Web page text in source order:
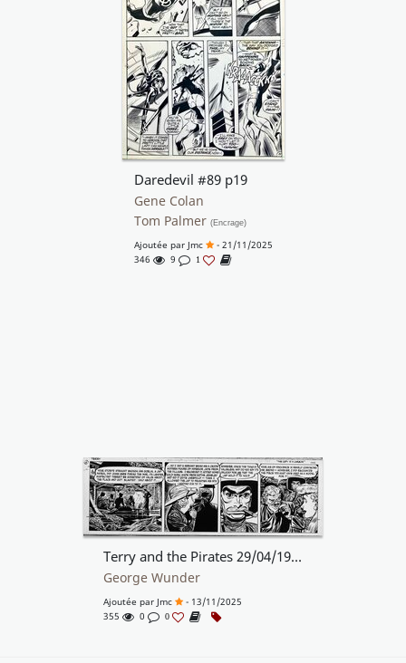
Daredevil #89 p19
Gene Colan
Tom Palmer (Encrage)
Ajoutée par Jmc
- 21/11/2025
346
9 1
Terry and the Pirates 29/04/1948
George Wunder
Ajoutée par Jmc
- 13/11/2025
355
0 0